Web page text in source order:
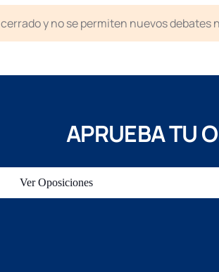
cerrado y no se permiten nuevos debates
APRUEBA TU
Ver Oposiciones